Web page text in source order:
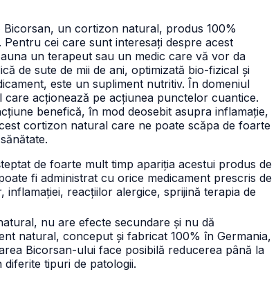
un cortizon natural, produs 100%
cei care sunt interesați despre acest
un terapeut sau un medic care vă vor da
de sute de mii de ani, optimizată bio-fizical și
este un supliment nutritiv. În domeniul
acționează pe acțiunea punctelor cuantice.
benefică, în mod deosebit asupra inflamație,
cortizon natural care ne poate scăpa de foarte
de foarte mult timp apariția acestui produs de
fi administrat cu orice medicament prescris de
reacțiilor alergice, sprijină terapia de
nu are efecte secundare și nu dă
natural, conceput și fabricat 100% în Germania,
Bicorsan-ului face posibilă reducerea până la
tipuri de patologii.